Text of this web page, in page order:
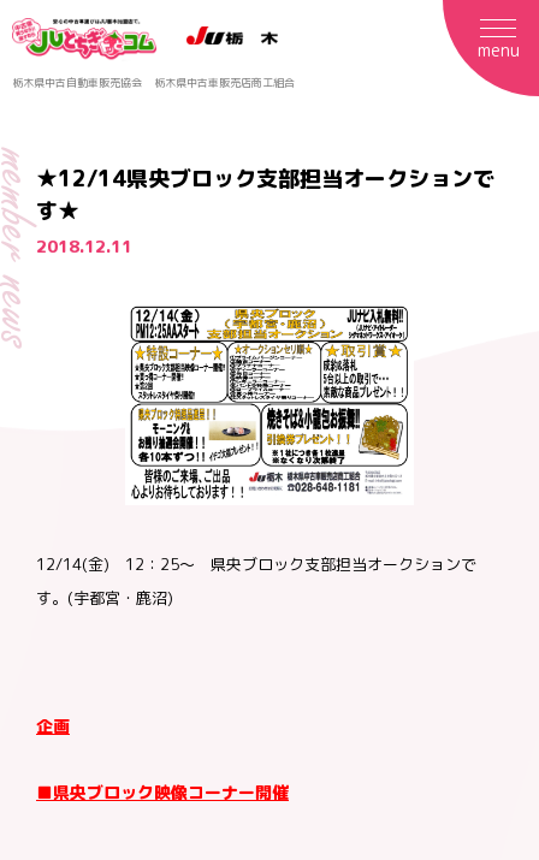
栃木県中古自動車販売協会 栃木県中古車販売店商工組合
お問合わせ
menu
★12/14県央ブロック支部担当オークションで
す★
2018.12.11
12/14(金) 12：25～ 県央ブロック支部担当オークションで
す。(宇都宮・鹿沼)
企画
■県央ブロック映像コーナー開催